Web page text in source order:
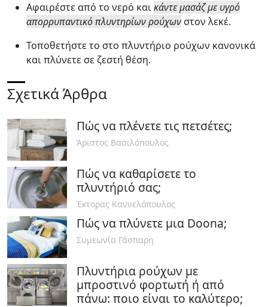
Αφαιρέστε από το νερό καικάντε μασάζ με υγρό
απορρυπαντικό πλυντηρίων ρούχων στον λεκέ.
Τοποθετήστε το στο πλυντήριο ρούχων κανονικά
και πλύνετε σε ζεστή θέση.
Σχετικά Άρθρα
Πώς να πλένετε τις πετσέτες;
Άριστος Βασιλόπουλος
Πώς να καθαρίσετε το
πλυντήριό σας;
Έκτορας Καννελόπουλος
Πώς να πλύνετε μια Doona;
Συμεωνία Γάσπαρη
Πλυντήρια ρούχων με
μπροστινό φορτωτή ή από
πάνω: ποιο είναι το καλύτερο;